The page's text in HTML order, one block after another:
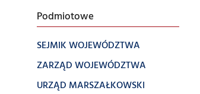
Podmiotowe
SEJMIK WOJEWÓDZTWA
ZARZĄD WOJEWÓDZTWA
URZĄD MARSZAŁKOWSKI